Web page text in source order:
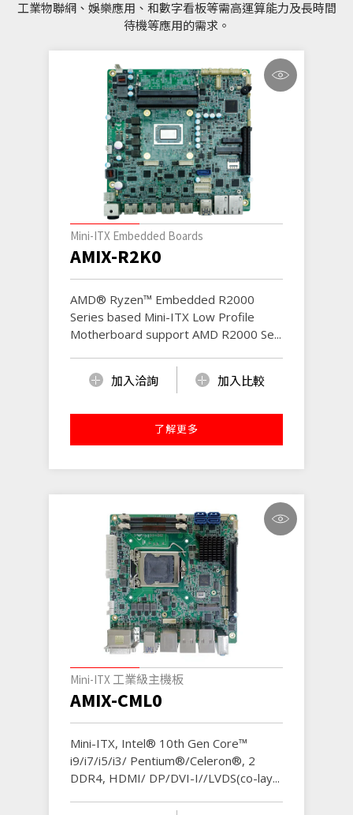
工業物聯網、娛樂應用、和數字看板等需高運算能力及長時間
待機等應用的需求。
Mini-ITX Embedded Boards
AMIX-R2K0
AMD® Ryzen™ Embedded R2000
Series based Mini-ITX Low Profile
Motherboard support AMD R2000 Se...
加入洽詢 加入比較
了解更多
Mini-ITX 工業級主機板
AMIX-CML0
Mini-ITX, Intel® 10th Gen Core™
i9/i7/i5/i3/ Pentium®/Celeron®, 2
DDR4, HDMI/ DP/DVI-I//LVDS(co-lay...